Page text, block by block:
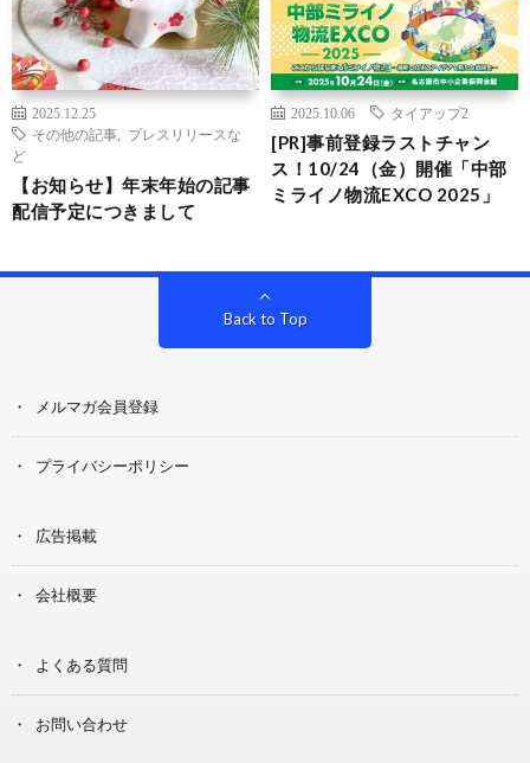
2025.12.25
その他の記事
プレスリリースな
ど
【お知らせ】年末年始の記事
配信予定につきまして
2025.10.06 タイアップ2
[PR]事前登録ラストチャン
ス！10/24（金）開催「中部
ミライノ物流EXCO 2025」
Back to Top
メルマガ会員登録
プライバシーポリシー
広告掲載
会社概要
よくある質問
お問い合わせ